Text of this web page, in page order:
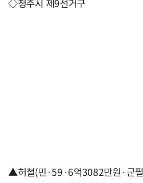
◇청주시 제9선거구
▲허철(민·59·6억3082만원·군